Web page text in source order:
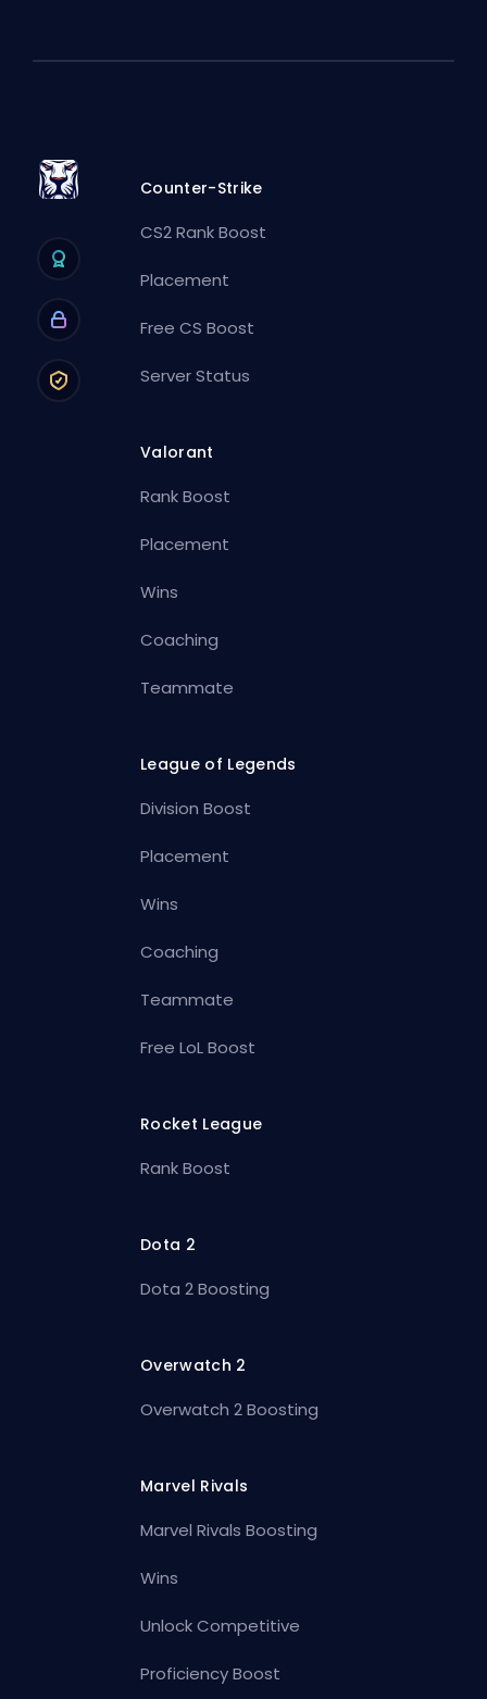
Counter-Strike
CS2 Rank Boost
Placement
Free CS Boost
Server Status
Valorant
Rank Boost
Placement
Wins
Coaching
Teammate
League of Legends
Division Boost
Placement
Wins
Coaching
Teammate
Free LoL Boost
Rocket League
Rank Boost
Dota 2
Dota 2 Boosting
Overwatch 2
Overwatch 2 Boosting
Marvel Rivals
Marvel Rivals Boosting
Wins
Unlock Competitive
Proficiency Boost